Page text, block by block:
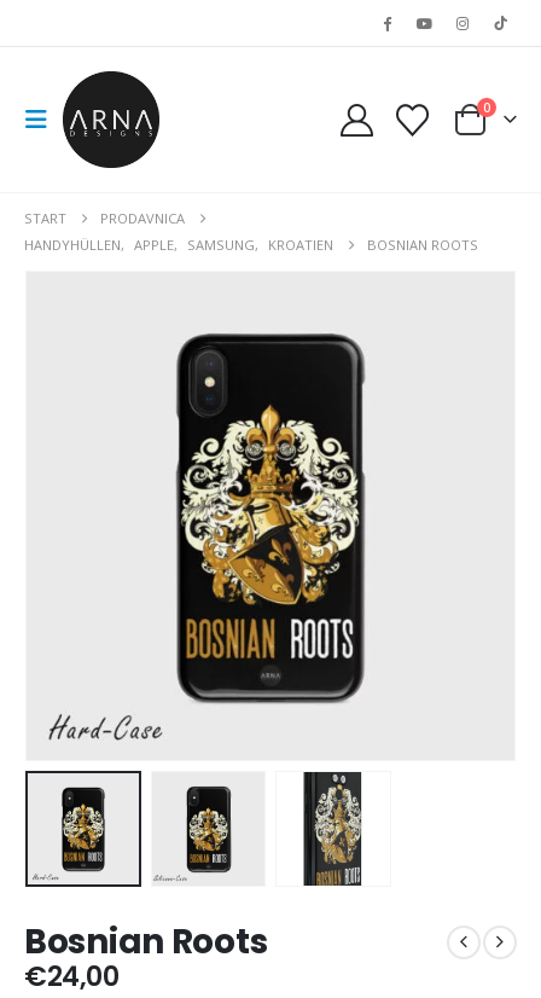
0
START
PRODAVNICA
HANDYHÜLLEN, APPLE, SAMSUNG, KROATIEN BOSNIAN ROOTS
Bosnian Roots
€24,00